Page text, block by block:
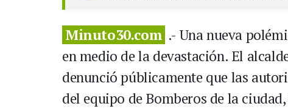
Minuto30.com .- Una nueva
en medio de la devastación. El
denunció públicamente que las
del equipo de Bomberos de la